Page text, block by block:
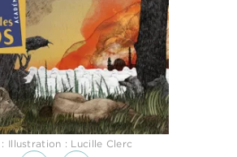
Illustration : Lucille Clerc